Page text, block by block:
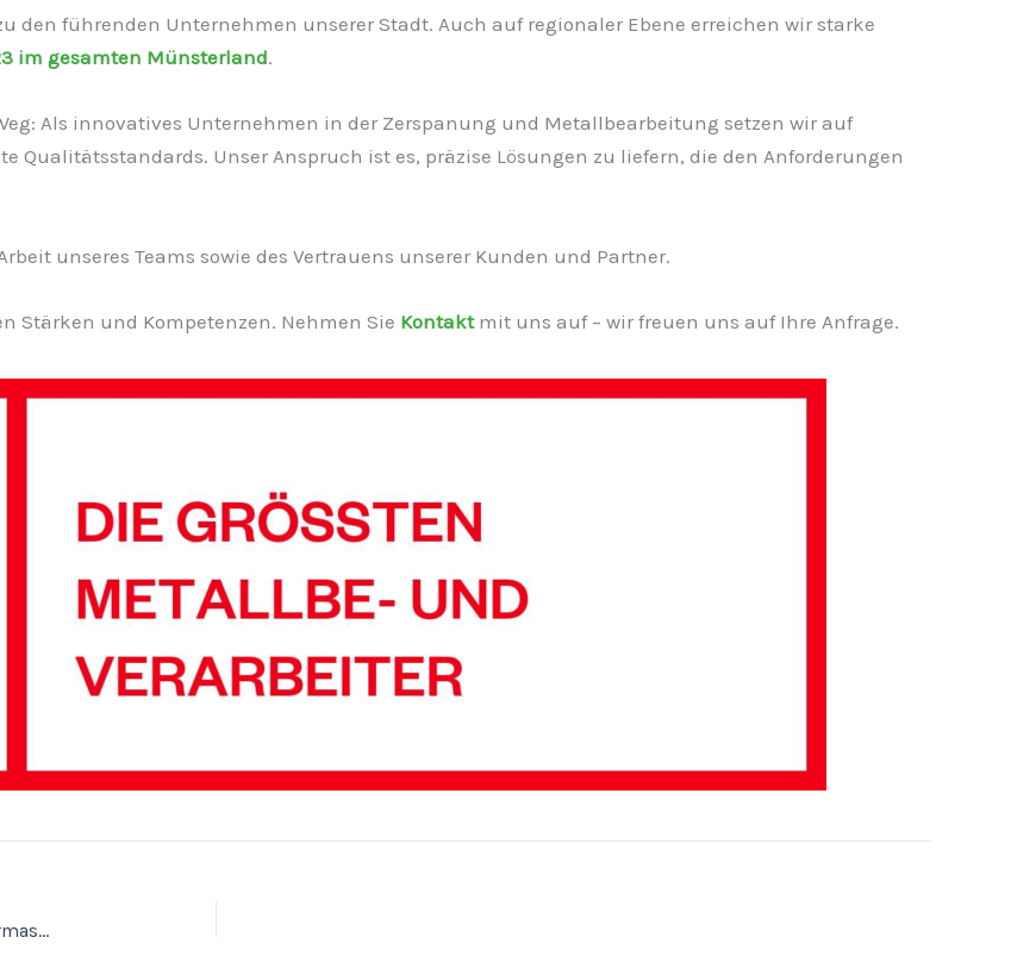
den führenden Unternehmen unserer Stadt. Auch auf regionaler Ebene erreichen wir starke
im gesamten Münsterland.
Als innovatives Unternehmen in der Zerspanung und Metallbearbeitung setzen wir auf
Qualitätsstandards. Unser Anspruch ist es, präzise Lösungen zu liefern, die den Anforderungen
unseres Teams sowie des Vertrauens unserer Kunden und Partner.
Stärken und Kompetenzen. Nehmen Sie Kontaktmit uns auf – wir freuen uns auf Ihre Anfrage.
Präzision auf höchstem Niveau: Unsere neue Drahterodiermaschine AgieChamille Progress V3